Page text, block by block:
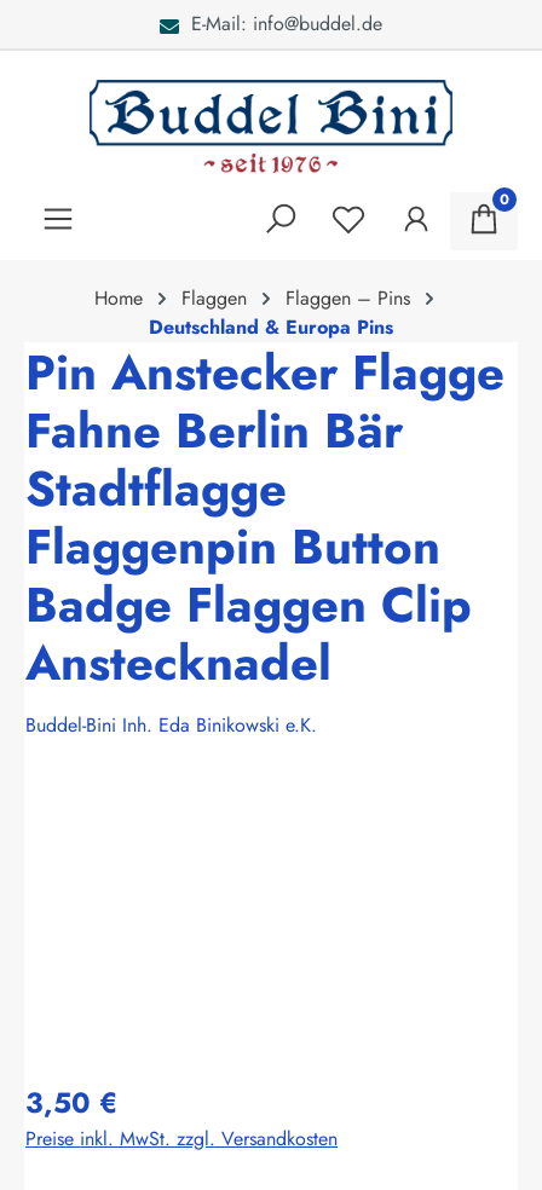
E-Mail: info@buddel.de
0
Home Flaggen
Flaggen – Pins
Deutschland & Europa Pins
Pin Anstecker Flagge
Fahne Berlin Bär
Stadtflagge
Flaggenpin Button
Badge Flaggen Clip
Anstecknadel
Buddel-Bini Inh. Eda Binikowski e.K.
3,50 €
Preise inkl. MwSt. zzgl. Versandkosten